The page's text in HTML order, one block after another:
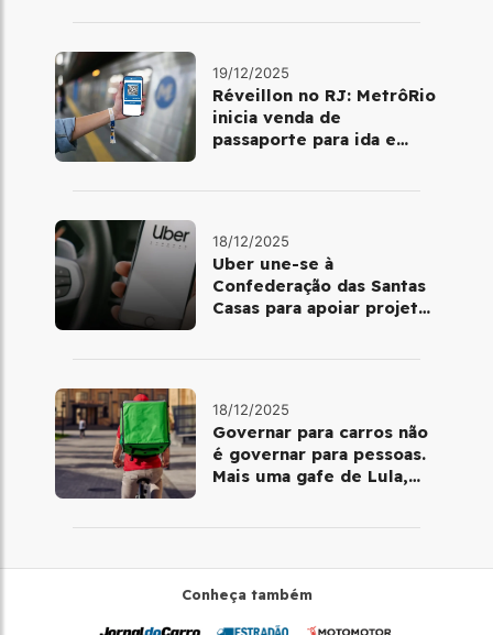
19/12/2025
Réveillon no RJ: MetrôRio
inicia venda de
passaporte para ida e
18/12/2025
Uber une-se à
Confederação das Santas
Casas para apoiar projetos
18/12/2025
Governar para carros não
é governar para pessoas.
Mais uma gafe de Lula,
Conheça também